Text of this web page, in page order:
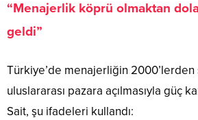
“Menajerlik köprü olmaktan
geldi”
Türkiye’de menajerliğin
uluslararası pazara açılmasıyla güç
Sait, şu ifadeleri kullandı: